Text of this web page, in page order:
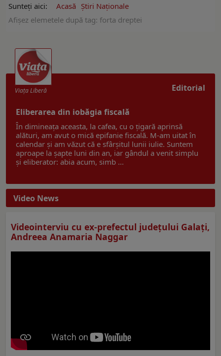
Sunteți aici: Acasă Ştiri Naţionale
Afişez elemetele după tag: forta dreptei
Editorial
Viaţa Liberă
Eliberarea din iobăgia fiscală
În dimineața aceasta, la cafea, cu o țigară aprinsă
alături, am avut o mică epifanie fiscală. M-am uitat în
calendar și am văzut că e sfârșitul lunii iulie. Suntem
aproape la șapte luni din an, iar gândul a venit simplu
și eliberator: abia acum, simb ...
Video News
Videointerviu cu ex-prefectul judeţului Galaţi,
Andreea Anamaria Naggar